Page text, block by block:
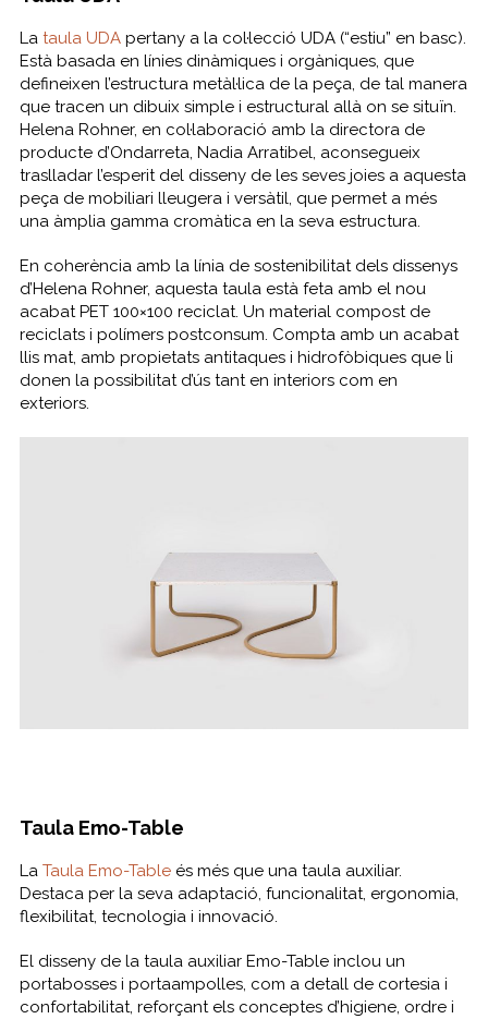
La taula UDApertany a la col·lecció UDA (“estiu” en basc).
Està basada en línies dinàmiques i orgàniques, que
defineixen l’estructura metàl·lica de la peça, de tal manera
que tracen un dibuix simple i estructural allà on se situïn.
Helena Rohner, en col·laboració amb la directora de
producte d’Ondarreta, Nadia Arratibel, aconsegueix
traslladar l’esperit del disseny de les seves joies a aquesta
peça de mobiliari lleugera i versàtil, que permet a més
una àmplia gamma cromàtica en la seva estructura.
En coherència amb la línia de sostenibilitat dels dissenys
d’Helena Rohner, aquesta taula està feta amb el nou
acabat PET 100×100 reciclat. Un material compost de
reciclats i polímers postconsum. Compta amb un acabat
llis mat, amb propietats antitaques i hidrofòbiques que li
donen la possibilitat d’ús tant en interiors com en
exteriors.
Taula Emo-Table
La Taula Emo-Tableés més que una taula auxiliar.
Destaca per la seva adaptació, funcionalitat, ergonomia,
flexibilitat, tecnologia i innovació.
El disseny de la taula auxiliar Emo-Table inclou un
portabosses i portaampolles, com a detall de cortesia i
confortabilitat, reforçant els conceptes d’higiene, ordre i